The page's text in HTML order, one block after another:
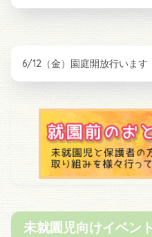
6/12（金）園庭開放行います
未就園児向けイベン